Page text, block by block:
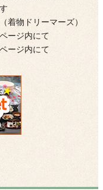
着物ドリーマーズ）
ージ内にて
ージ内にて